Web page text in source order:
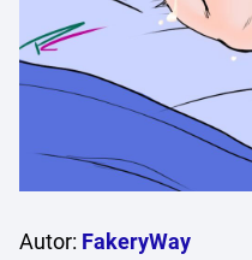
Autor: FakeryWay